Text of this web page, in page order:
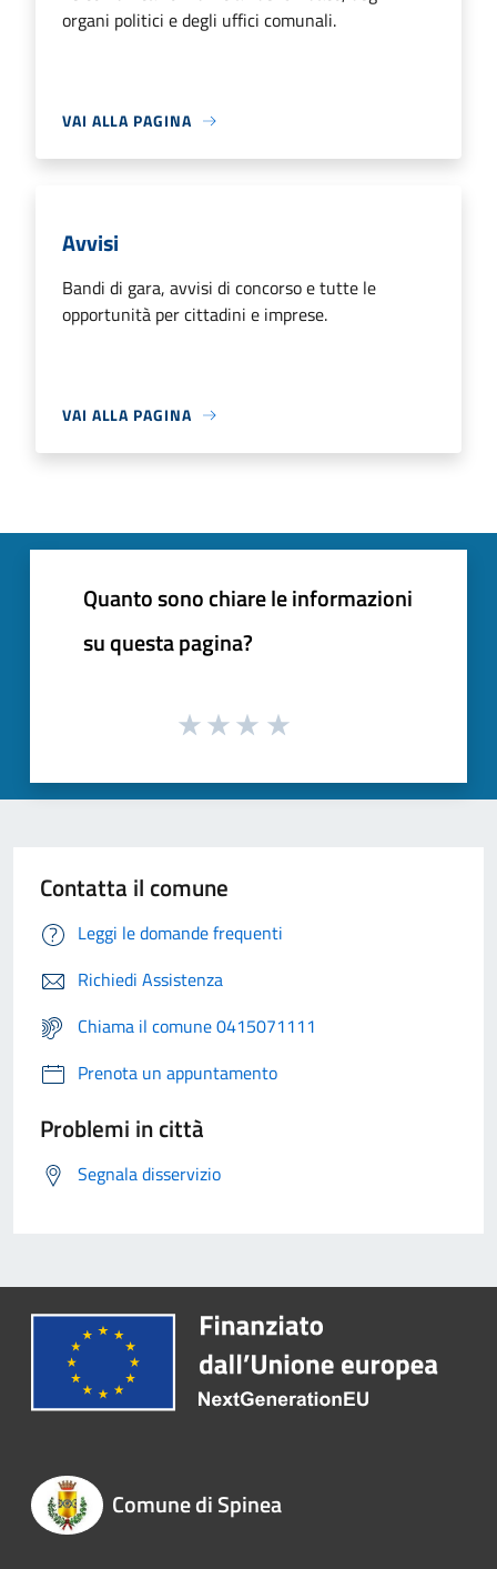
organi politici e degli uffici comunali.
VAI ALLA PAGINA
Avvisi
Bandi di gara, avvisi di concorso e tutte le
opportunità per cittadini e imprese.
VAI ALLA PAGINA
Quanto sono chiare le informazioni
su questa pagina?
Contatta il comune
Leggi le domande frequenti
Richiedi Assistenza
Chiama il comune 0415071111
Prenota un appuntamento
Problemi in città
Segnala disservizio
Comune di Spinea